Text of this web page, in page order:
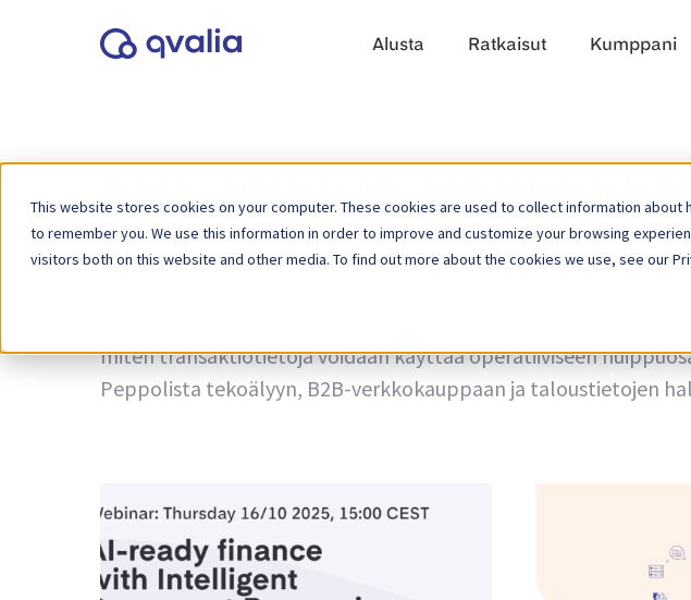
This website stores cookies on your computer. These cookies are used to collect information about
to remember you. We use this information in order to improve and customize your browsing
visitors both on this website and other media. To find out more about the cookies we use, see our
Alusta Ratkaisut Kumppani
Tapahtumat,
Näkemyksiä liiketoimista, teknologioista ja trendeistä sekä
miten transaktiotietoja voidaan käyttää operatiiviseen
Peppolista tekoälyyn, B2B-verkkokauppaan ja taloustietojen